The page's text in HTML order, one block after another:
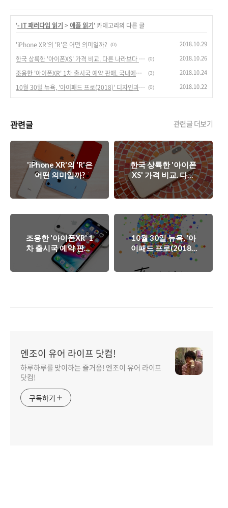
'- IT 패러다임 읽기 > 애플 읽기' 카테고리의 다른 글
'iPhone XR'의 'R'은 어떤 의미일까? (0) 2018.10.29
한국 상륙한 '아이폰XS' 가격 비교. 다른 나라보다 비싼가? (0) 2018.10.26
조용한 '아이폰XR' 1차 출시국 예약 판매. 국내에선 돌풍 일으킬까? (3) 2018.10.24
10월 30일 뉴욕, '아이패드 프로(2018)' 디자인과 기능 변화 기대해도 되나? (0) 2018.10.22
관련글 관련글 더보기
'iPhone XR'의 'R'은
어떤 의미일까?
한국 상륙한 '아이폰
XS' 가격 비교. 다른
나라보다 비싼가?
조용한 '아이폰XR' 1
차 출시국 예약 판매.
국내에선 돌풍 일으
킬까?
10월 30일 뉴욕, '아
이패드 프로(2018)'
디자인과 기능 변화
기대해도 되나?
엔조이 유어 라이프 닷컴!
하루하루를 맞이하는 즐거움! 엔조이 유어 라이프
닷컴!
구독하기